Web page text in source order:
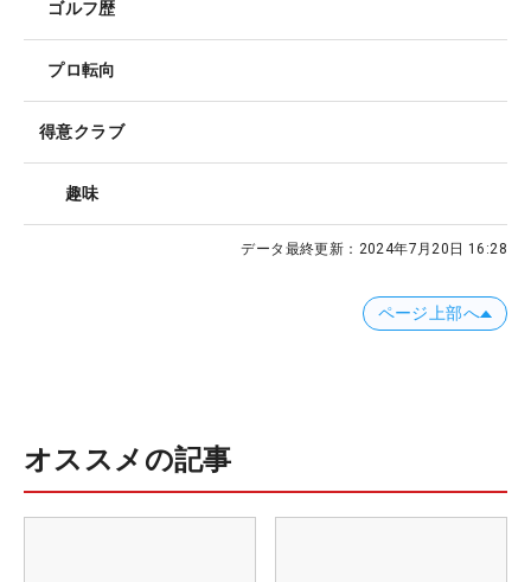
ゴルフ歴
プロ転向
得意クラブ
趣味
データ最終更新： 2024年7月20日 16:28
ページ上部へ
オススメの記事